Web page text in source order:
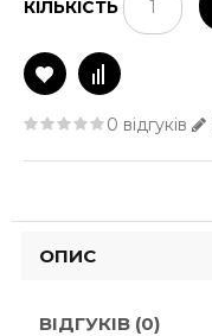
КІЛЬКІСТЬ
0 відгуків
ОПИС
ВІДГУКІВ (0)